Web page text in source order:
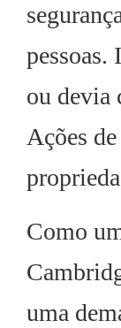
pessoas.
ou devia
Ações
Como
uma